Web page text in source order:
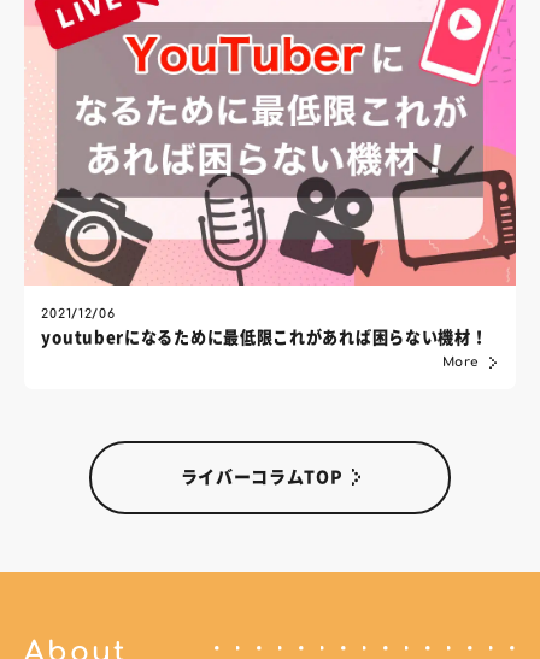
2021/12/06
youtuberになるために最低限これがあれば困らない機材！
More
ライバーコラムTOP
About